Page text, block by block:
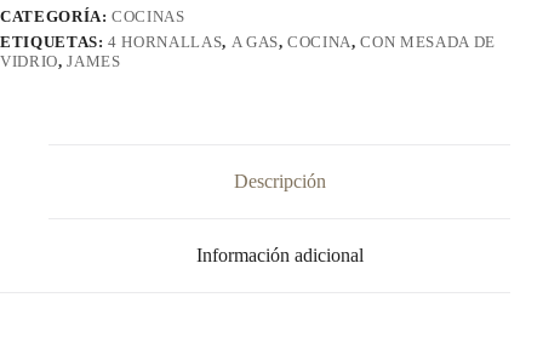
Con
Mesada
De
CATEGORÍA:COCINAS
ETIQUETAS:4 HORNALLAS, A GAS,COCINA,CON MESADA DE
VIDRIO,JAMES
Descripción
Información adicional